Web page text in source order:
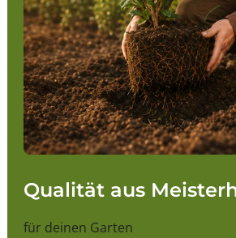
Qualität aus
für deinen Garten